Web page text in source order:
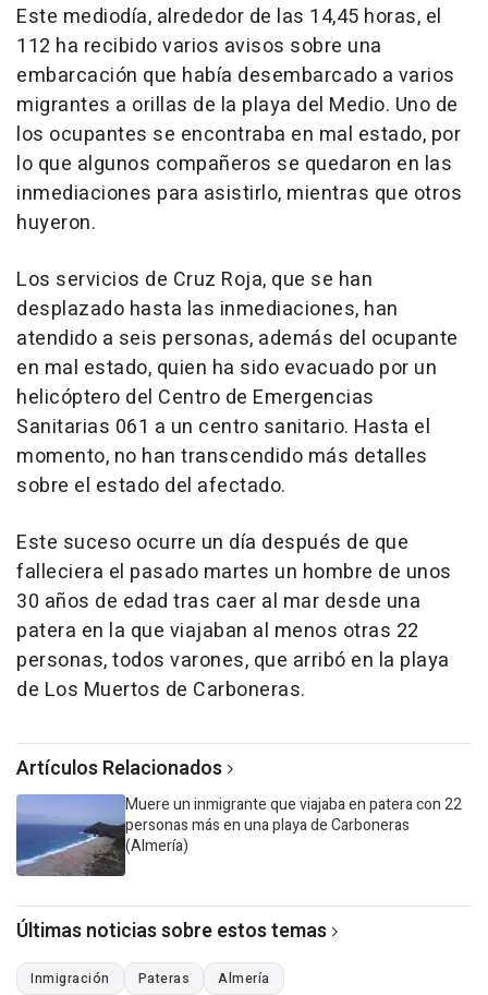
Este mediodía, alrededor de las 14,45 horas, el
112 ha recibido varios avisos sobre una
embarcación que había desembarcado a varios
migrantes a orillas de la playa del Medio. Uno de
los ocupantes se encontraba en mal estado, por
lo que algunos compañeros se quedaron en las
inmediaciones para asistirlo, mientras que otros
huyeron.
Los servicios de Cruz Roja, que se han
desplazado hasta las inmediaciones, han
atendido a seis personas, además del ocupante
en mal estado, quien ha sido evacuado por un
helicóptero del Centro de Emergencias
Sanitarias 061 a un centro sanitario. Hasta el
momento, no han transcendido más detalles
sobre el estado del afectado.
Este suceso ocurre un día después de que
falleciera el pasado martes un hombre de unos
30 años de edad tras caer al mar desde una
patera en la que viajaban al menos otras 22
personas, todos varones, que arribó en la playa
de Los Muertos de Carboneras.
Artículos Relacionados
Muere un inmigrante que viajaba en patera con 22
personas más en una playa de Carboneras
(Almería)
Últimas noticias sobre estos temas
Inmigración Pateras Almería